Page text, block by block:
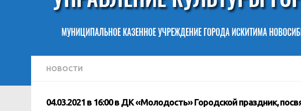
НОВОСТИ
04.03.2021 в 16:00 в ДК «Молодость» Городской праздник,